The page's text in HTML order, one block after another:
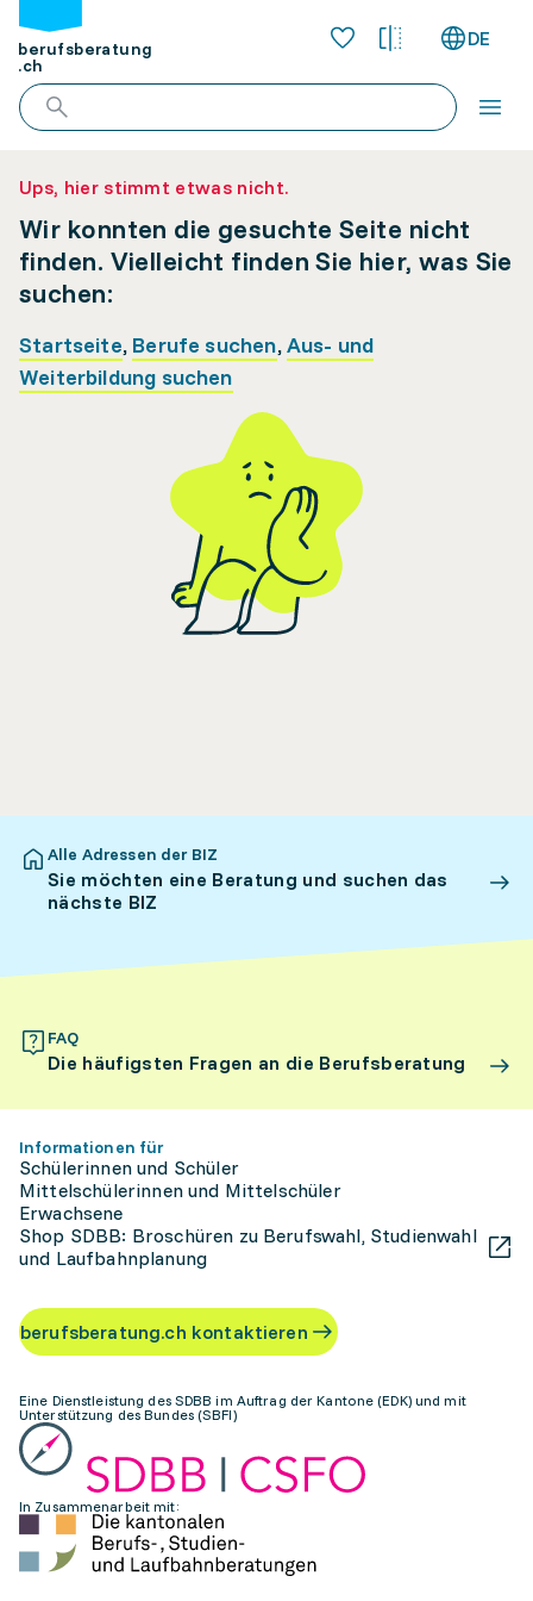
berufsberatung
.ch
DE
Ups, hier stimmt etwas nicht.
Wir konnten die gesuchte Seite nicht
finden. Vielleicht finden Sie hier, was Sie
suchen:
Startseite, Berufe suchen,Aus- und
Weiterbildung suchen
Alle Adressen der BIZ
Sie möchten eine Beratung und suchen das
nächste BIZ
FAQ
Die häufigsten Fragen an die Berufsberatung
Informationen für
Schülerinnen und Schüler
Mittelschülerinnen und Mittelschüler
Erwachsene
Shop SDBB: Broschüren zu Berufswahl, Studienwahl
und Laufbahnplanung
berufsberatung.ch kontaktieren
Eine Dienstleistung des SDBB im Auftrag der Kantone (EDK) und mit
Unterstützung des Bundes (SBFI)
In Zusammenarbeit mit: